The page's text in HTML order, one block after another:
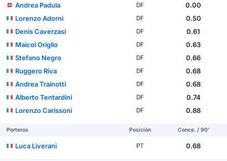
Andrea Padula DF
0.00
Lorenzo Adorni
DF
0.50
Denis Caverzasi
DF
0.61
Maicol Origlio
DF
0.63
Stefano Negro
DF
0.66
Ruggero Riva
DF
0.68
Andrea Trainotti
DF
0.68
Alberto Tentardini
DF
0.74
Lorenzo Carissoni
DF 0.88
Porteros Posición Conce. / 90'
Luca Liverani PT 0.68